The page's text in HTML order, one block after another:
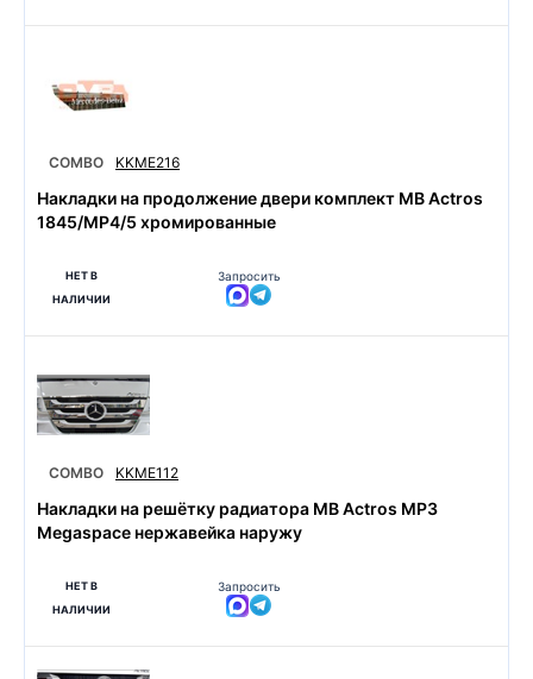
COMBO KKME216
Накладки на продолжение двери комплект MB Actros
1845/MP4/5 хромированные
НЕТ В
НАЛИЧИИ
Запросить
COMBO KKME112
Накладки на решётку радиатора MB Actros MP3
Megaspace нержавейка наружу
НЕТ В
НАЛИЧИИ
Запросить